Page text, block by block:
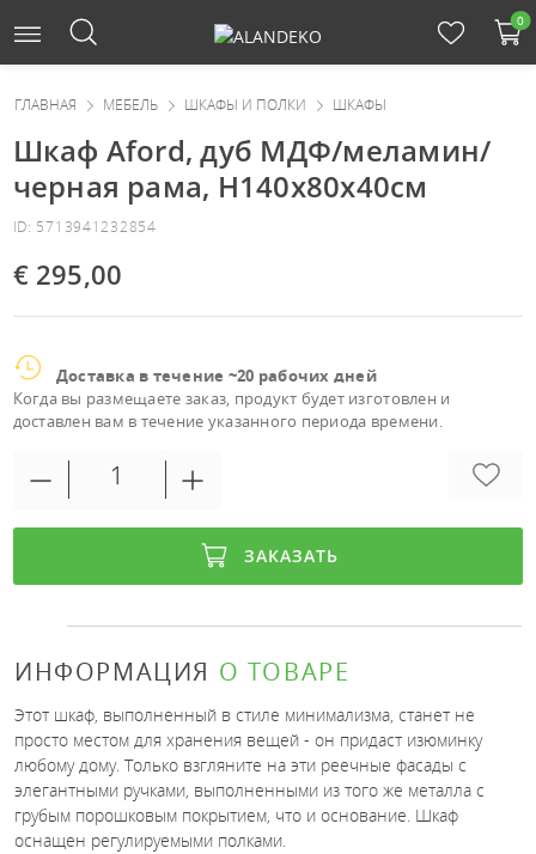
0
ГЛАВНАЯ МЕБЕЛЬ ШКАФЫ И ПОЛКИ ШКАФЫ
Шкаф Aford, дуб МДФ/меламин/
чернaя рама, H140x80x40см
ID: 5713941232854
€ 295,00
Доставка в течение ~20 рабочих дней
Когда вы размещаете заказ, продукт будет изготовлен и
доставлен вам в течение указанного периода времени.
ЗАКАЗАТЬ
ИНФОРМАЦИЯ О ТОВАРЕ
Этот шкаф, выполненный в стиле минимализма, станет не
просто местом для хранения вещей - он придаст изюминку
любому дому. Только взгляните на эти реечные фасады с
элегантными ручками, выполненными из того же металла с
грубым порошковым покрытием, что и основание. Шкаф
оснащен регулируемыми полками.